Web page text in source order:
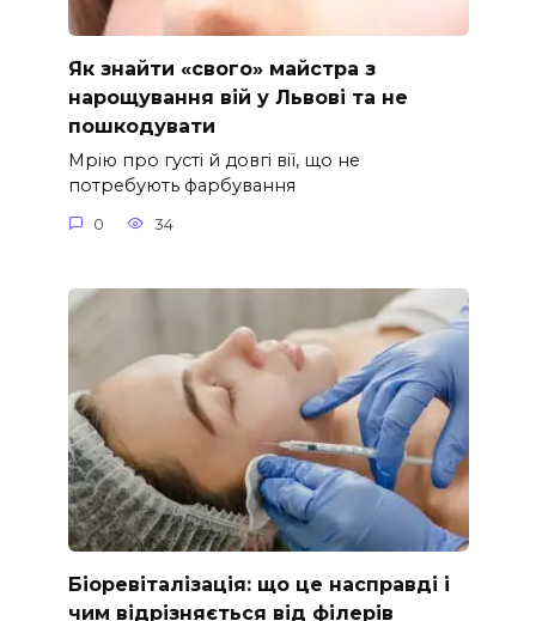
Як знайти «свого» майстра з
нарощування вій у Львові та не
пошкодувати
Мрію про густі й довгі вії, що не
потребують фарбування
0 34
Біоревіталізація: що це насправді і
чим відрізняється від філерів